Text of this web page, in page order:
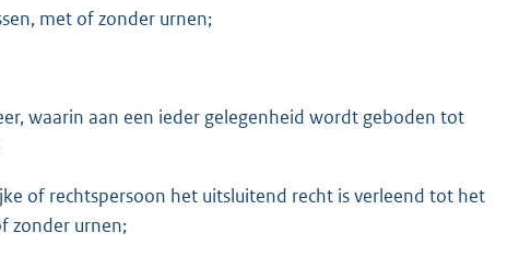
met of zonder urnen;
waarin aan een ieder gelegenheid wordt geboden tot
of rechtspersoon het uitsluitend recht is verleend tot het
zonder urnen;